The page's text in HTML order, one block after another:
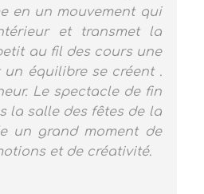
en un mouvement qui
et transmet la
au fil des cours une
un équilibre se créent .
Le spectacle de fin
la salle des fêtes de la
un grand moment de
et de créativité.